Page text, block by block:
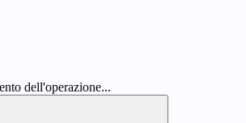
dell'operazione...